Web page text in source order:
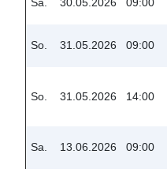
So. 31.05.2026 09:00
So. 31.05.2026 14:00
Sa. 13.06.2026 09:00